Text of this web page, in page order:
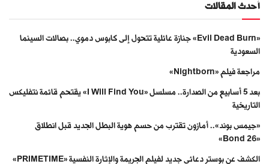
أحدث المقالات
«Evil Dead Burn» جنازة عائلية تتحول إلى كابوس دموي.. بصالات السينما
السعودية
مراجعة فيلم «Nightborn»
بعد 5 أسابيع من الصدارة.. مسلسل «I Will Find You» يقتحم قائمة نتفليكس
التاريخية
«جيمس بوند».. أمازون تقترب من حسم هوية البطل الجديد قبل انطلاق
«Bond 26»
الكشف عن بوستر دعائي جديد لفيلم الجريمة والإثارة النفسية «PRIMETIME»